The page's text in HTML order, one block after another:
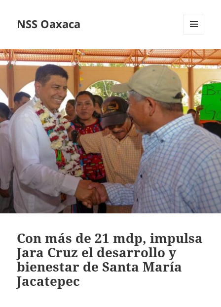
NSS Oaxaca
WIDGETS
Con más de 21 mdp, impulsa
Jara Cruz el desarrollo y
bienestar de Santa María
Jacatepec